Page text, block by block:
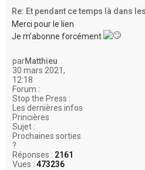
Re: Et pendant ce temps là dans
Merci pour le lien
Je m’abonne forcément
parMatthieu
30 mars 2021,
12:18
Forum :
Stop the Press :
Les dernières infos
Princières
Sujet :
Prochaines sorties
?
Réponses : 2161
Vues : 473236